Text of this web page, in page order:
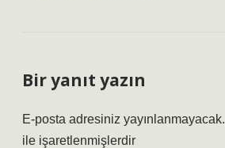
Bir yanıt yazın
E-posta adresiniz yayınlanmayacak.
ile işaretlenmişlerdir